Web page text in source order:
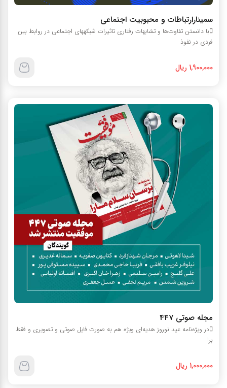
سمينارارتباطات و محبوبيت اجتماعي
با دانستن تفاوت‌ها و تشابهات رفتاري تاثيرات شبکههاي اجتماعي در روابط بين
فردي در نفوذ
1,900,000 ریال
مجله صوتي 447
در ويژه‌نامه عيد نوروز هديه‌اي ويژه هم به صورت فايل صوتي و تصويري و فقط
برا
1,000,000 ریال